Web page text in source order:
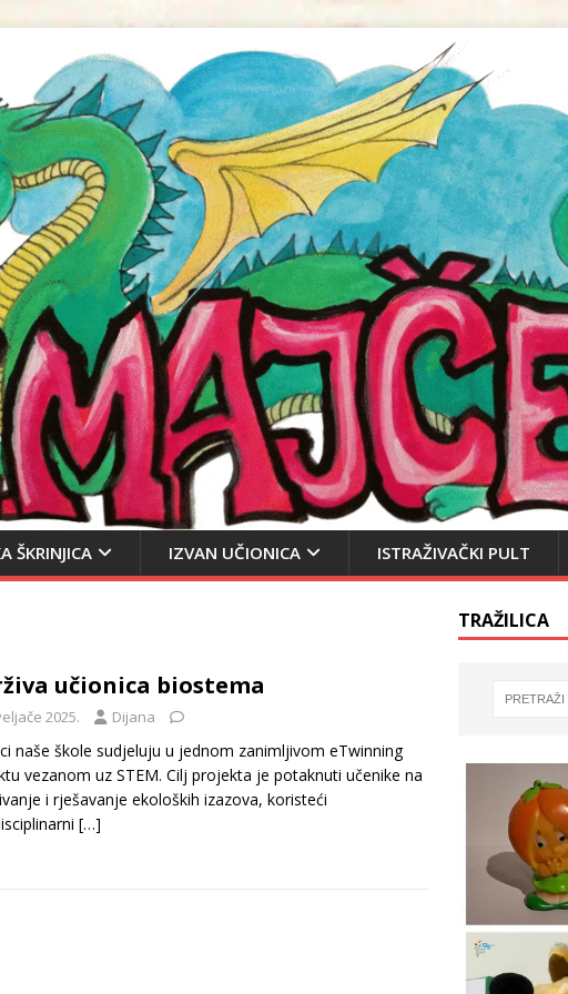
ŠKRINJICA IZVAN UČIONICA ISTRAŽIVAČKI PULT
učionica biostema
2025. Dijana
naše škole sudjeluju u jednom zanimljivom eTwinning
vezanom uz STEM. Cilj projekta je potaknuti učenike na
i rješavanje ekoloških izazova, koristeći
[…]
TRAŽILICA